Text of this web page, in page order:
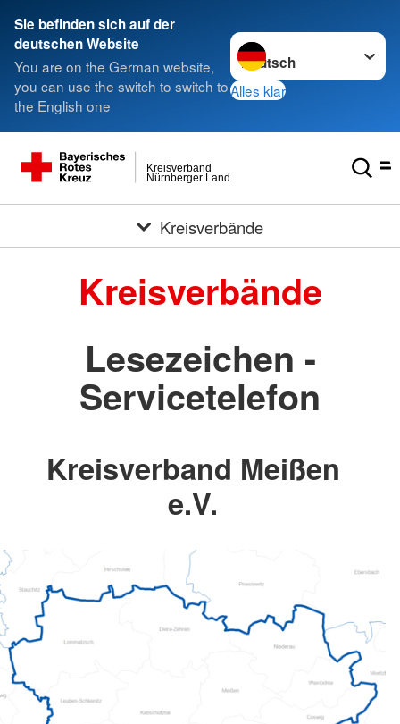
Sie befinden sich auf der
deutschen Website
You are on the German website,
you can use the switch to switch to
the English one
Sprache wechseln zu
Alles klar
Nürnberger Land
Kreisverband
Kreisverbände
Kreisverbände
Lesezeichen -
Servicetelefon
Kreisverband Meißen
e.V.